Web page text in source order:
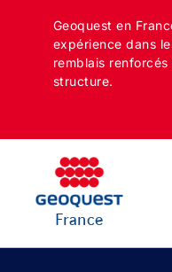
Geoquest en
expérience dans
remblais
structure.
France